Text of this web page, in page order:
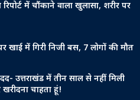
में चौंकाने वाला खुलासा, शरीर पर
खाई में गिरी निजी बस, 7 लोगों की मौत
उत्तराखंड में तीन साल से नहीं मिली
चाहता हूं!